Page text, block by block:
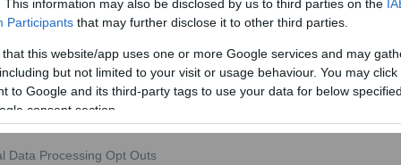
This information may also be disclosed by us to third parties on the
Participants that may further disclose it to other third parties.
that this website/app uses one or more Google services and may
but not limited to your visit or usage behaviour. You may
to Google and its third-party tags to use your data for below
consent section.
Data Processing Opt Outs
2025 σε καλλιέργειες φυτικής παραγωγής και
της Τραπέζης της Ελλάδος. Mε τη συγκεκριμένη
εξαμήνου του τρέχοντος έτους, σχεδόν στο
αποζημιώσεωνέτους 2025.